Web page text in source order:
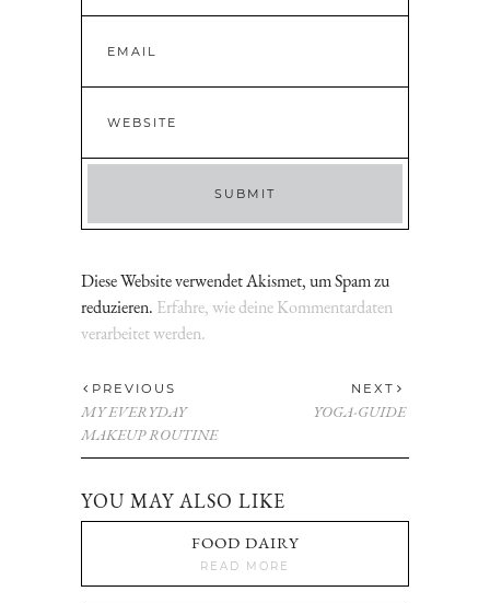
Diese Website verwendet Akismet, um Spam zu
reduzieren. Erfahre, wie deine Kommentardaten
verarbeitet werden.
PREVIOUS
MY EVERYDAY
MAKEUP ROUTINE
NEXT
YOGA-GUIDE
YOU MAY ALSO LIKE
FOOD DAIRY
READ MORE